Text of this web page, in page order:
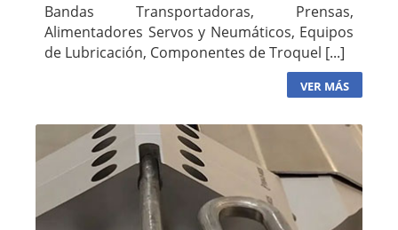
Bandas Transportadoras, Prensas,
Alimentadores Servos y Neumáticos, Equipos
de Lubricación, Componentes de Troquel [...]
VER MÁS